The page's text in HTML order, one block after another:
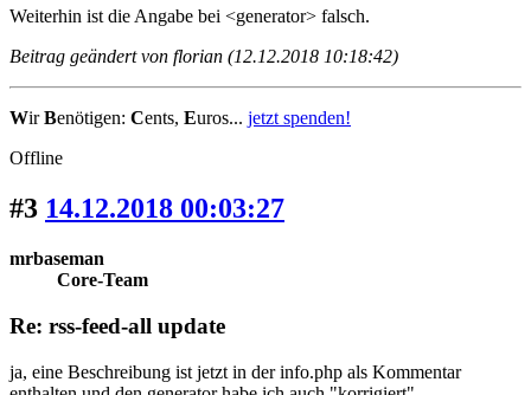
Weiterhin ist die Angabe bei <generator> falsch.
Beitrag geändert von florian (12.12.2018 10:18:42)
WirBenötigen: Cents, Euros... jetzt spenden!
Offline
#3 14.12.2018 00:03:27
mrbaseman
Core-Team
Re: rss-feed-all update
ja, eine Beschreibung ist jetzt in der info.php als Kommentar